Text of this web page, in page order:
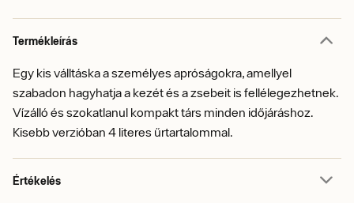
Termékleírás
Egy kis válltáska a személyes apróságokra, amellyel
szabadon hagyhatja a kezét és a zsebeit is fellélegezhetnek.
Vízálló és szokatlanul kompakt társ minden időjáráshoz.
Kisebb verzióban 4 literes űrtartalommal.
Értékelés